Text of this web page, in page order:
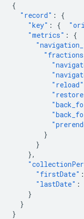
{
"record" :
{
"key" : {
"metrics" :
{
"reload"
}
}
},
"firstDate" :
"lastDate" :
}
}
}